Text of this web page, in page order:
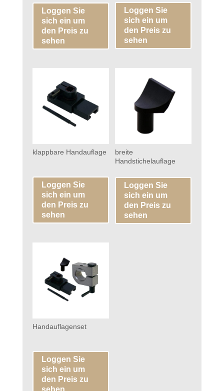
Loggen Sie
sich ein um
den Preis zu
sehen
Loggen Sie
sich ein um
den Preis zu
sehen
klappbare Handauflage
Loggen Sie
sich ein um
den Preis zu
sehen
breite
Handstichelauflage
Loggen Sie
sich ein um
den Preis zu
sehen
Handauflagenset
Loggen Sie
sich ein um
den Preis zu